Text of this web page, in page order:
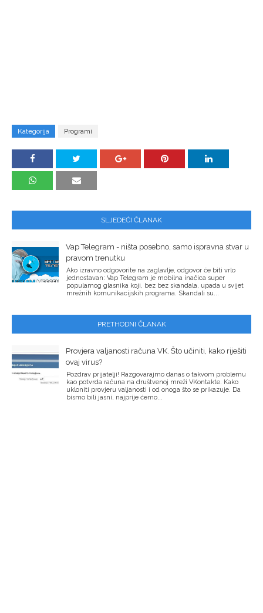
Kategorija Programi
SLJEDEĆI ČLANAK
Vap Telegram - ništa posebno, samo ispravna stvar u
pravom trenutku
Ako izravno odgovorite na zaglavlje, odgovor će biti vrlo
jednostavan: Vap Telegram je mobilna inačica super
popularnog glasnika koji, bez bez skandala, upada u svijet
mrežnih komunikacijskih programa. Skandali su...
PRETHODNI ČLANAK
Provjera valjanosti računa VK. Što učiniti, kako riješiti
ovaj virus?
Pozdrav prijatelji! Razgovarajmo danas o takvom problemu
kao potvrda računa na društvenoj mreži VKontakte. Kako
ukloniti provjeru valjanosti i od onoga što se prikazuje. Da
bismo bili jasni, najprije ćemo...